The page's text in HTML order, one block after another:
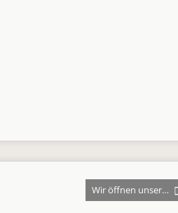
Wir öffnen unser…